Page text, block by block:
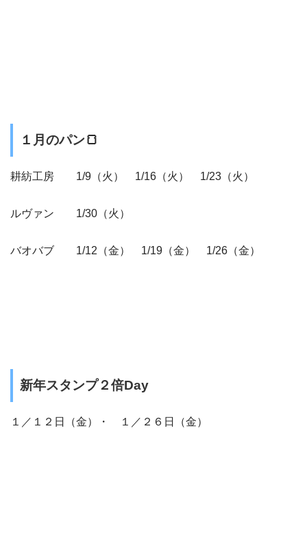
１月のパン🍞
耕紡工房 1/9（火） 1/16（火） 1/23（火）
ルヴァン 1/30（火）
バオバブ 1/12（金） 1/19（金） 1/26（金）
新年スタンプ２倍Day
１／１２日（金）・ １／２６日（金）